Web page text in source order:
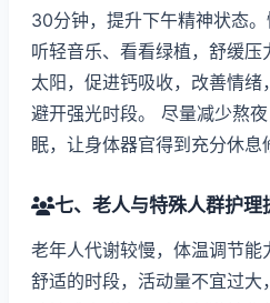
30分钟，提升下午精神状态
听轻音乐、看看绿植，舒缓
太阳，促进钙吸收，改善情绪
避开强光时段。 尽量减少熬
眠，让身体器官得到充分休息
七、老人与特殊人群护理
老年人代谢较慢，体温调节
舒适的时段，活动量不宜过